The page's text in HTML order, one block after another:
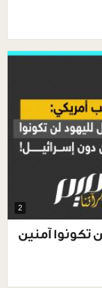
2
تكونوا آمنين